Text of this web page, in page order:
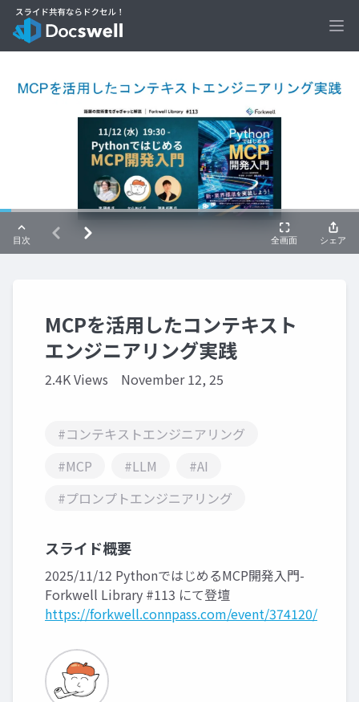
MCPを活用したコンテキスト
エンジニアリング実践
2.4K Views November 12, 25
#コンテキストエンジニアリング
#MCP
#LLM
#AI
#プロンプトエンジニアリング
スライド概要
2025/11/12 PythonではじめるMCP開発入門-
Forkwell Library #113 にて登壇
https://forkwell.connpass.com/event/374120/